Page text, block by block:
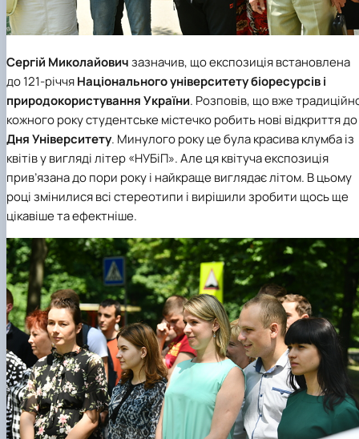
Сергій Миколайовичзазначив, що експозиція встановлена
до121-річчяНаціонального університету біоресурсів і
природокористування України. Розповів, що вже
кожного року студентське містечко робить нові відкриття до
Дня Університету. Минулого року це була красива клумба із
квітів у вигляді літер «НУБіП». Але ця квітуча експозиція
прив’язана до пори року і найкраще виглядає літом. В цьому
році змінилися всі стереотипи і вирішили зробити щось ще
цікавіше та ефектніше.